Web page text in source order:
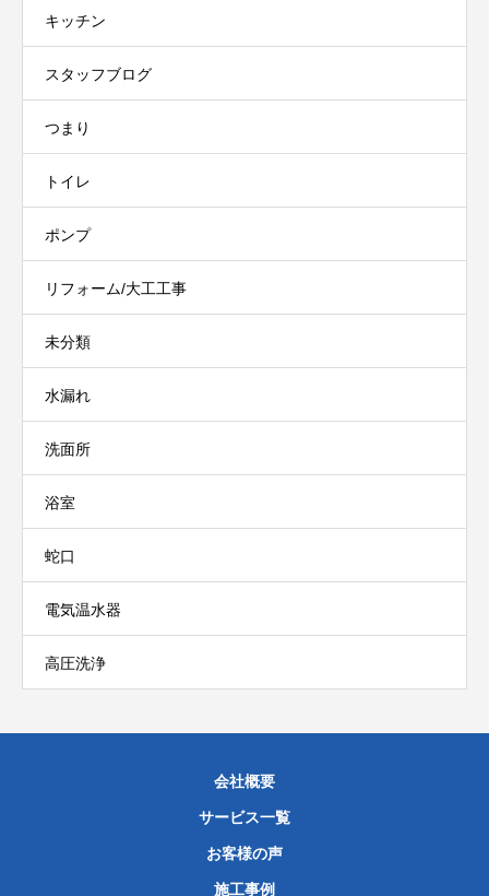
キッチン
スタッフブログ
つまり
トイレ
ポンプ
リフォーム/大工工事
未分類
水漏れ
洗面所
浴室
蛇口
電気温水器
高圧洗浄
会社概要
サービス一覧
お客様の声
施工事例